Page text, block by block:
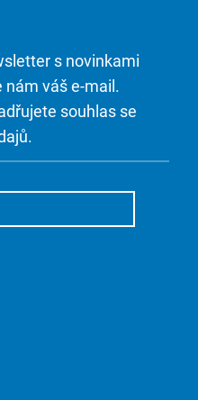
s novinkami
nám váš e-mail.
souhlas se